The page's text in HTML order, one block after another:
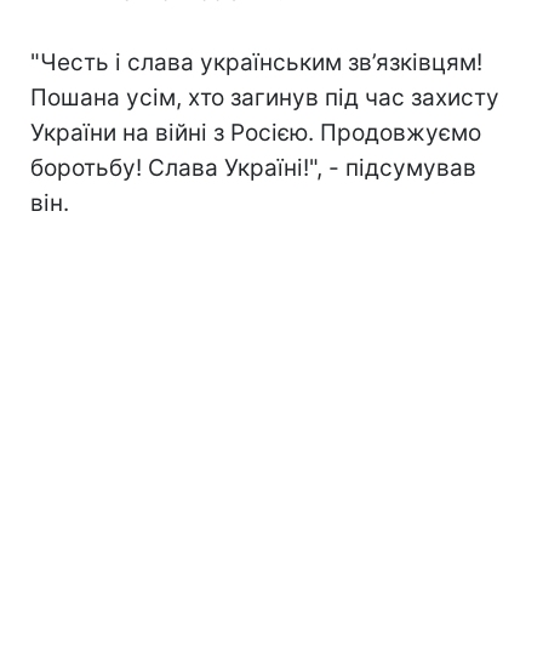
"Честь і слава українським зв’язківцям!
Пошана усім, хто загинув під час захисту
України на війні з Росією. Продовжуємо
боротьбу! Слава Україні!", - підсумував
він.